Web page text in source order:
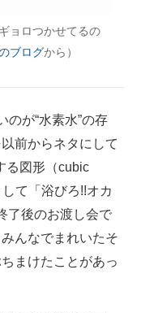
ョロつかせてるの
ブログから）
が“水素水”の存
前からネタにして
る図形（cubic
て「浴びろ!!オカ
了後のお渡し会で
んなでまれいたそ
まけたことがあっ